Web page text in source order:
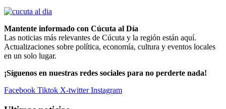
Mantente informado con Cúcuta al Día
Las noticias más relevantes de Cúcuta y la región están aquí.
Actualizaciones sobre política, economía, cultura y eventos locales
en un solo lugar.
¡Síguenos en nuestras redes sociales para no perderte nada!
Facebook Tiktok X-twitter Instagram